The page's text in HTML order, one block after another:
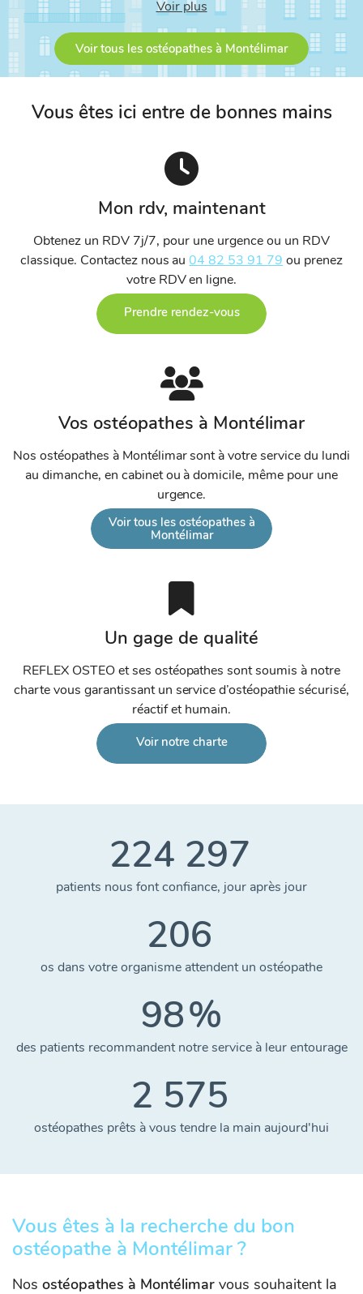
Voir plus
Voir tous les ostéopathes à Montélimar
Vous êtes ici entre de bonnes mains
Mon rdv, maintenant
Obtenez un RDV 7j/7, pour une urgence ou un RDV
classique. Contactez nous au 04 82 53 91 79 ou prenez
votre RDV en ligne.
Prendre rendez-vous
Vos ostéopathes à Montélimar
Nos ostéopathes à Montélimar sont à votre service du lundi
au dimanche, en cabinet ou à domicile, même pour une
urgence.
Voir tous les ostéopathes à
Montélimar
Un gage de qualité
REFLEX OSTEO et ses ostéopathes sont soumis à notre
charte vous garantissant un service d’ostéopathie sécurisé,
réactif et humain.
Voir notre charte
224 297
patients nous font confiance, jour après jour
206
os dans votre organisme attendent un ostéopathe
98%
des patients recommandent notre service à leur entourage
2 575
ostéopathes prêts à vous tendre la main aujourd'hui
Vous êtes à la recherche du bon
ostéopathe à Montélimar ?
Nos ostéopathes à Montélimar vous souhaitent la